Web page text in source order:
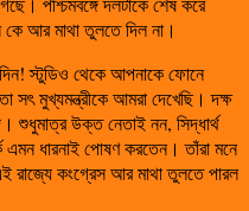
আর মাথা তুলতে দিল না।
দিন! স্টুডিও থেকে আপনাকে ফোনে
মুখ্যমন্ত্রীকে আমরা দেখেছি। দক্ষ
শুধুমাত্র উক্ত নেতাই নন, সিদ্ধার্থ
এমন ধারনাই পোষণ করতেন। তাঁরা মনে
রাজ্যে কংগ্রেস আর মাথা তুলতে পারল